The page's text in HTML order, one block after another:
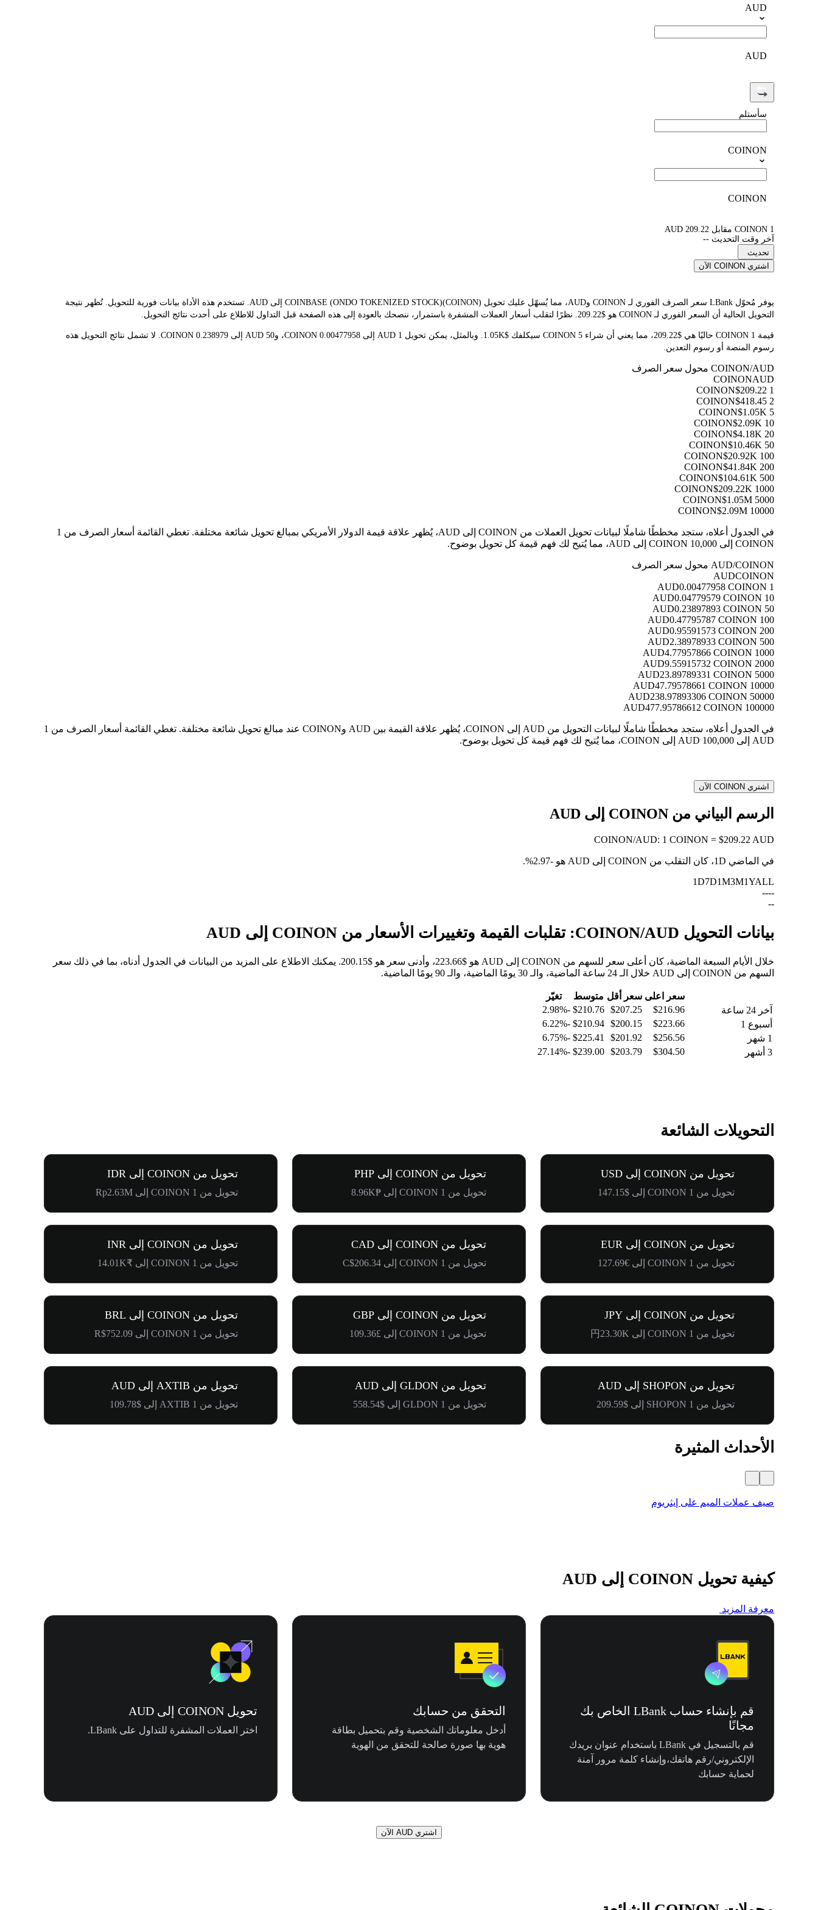
AUD
AUD
سأستلم
COINON
COINON
1 COINON مقابل 209.22 AUD
آخر وقت التحديث --
تحديث
اشتري COINON الآن
يوفر مُحوّل LBank سعر الصرف الفوري لـ COINON وAUD، مما يُسهّل عليك تحويل COINBASE (ONDO TOKENIZED STOCK)(COINON) إلى AUD. تستخدم هذه الأداة بيانات فورية للتحويل. تُظهر نتيجة
التحويل الحالية أن السعر الفوري لـ COINON هو $209.22. نظرًا لتقلب أسعار العملات المشفرة باستمرار، ننصحك بالعودة إلى هذه الصفحة قبل التداول للاطلاع على أحدث نتائج التحويل.
قيمة 1 COINON حاليًا هي $209.22، مما يعني أن شراء 5 COINON سيكلفك $1.05K. وبالمثل، يمكن تحويل 1 AUD إلى 0.00477958 COINON، و50 AUD إلى 0.238979 COINON. لا تشمل نتائج التحويل هذه
رسوم المنصة أو رسوم التعدين.
COINON/AUD محول سعر الصرف
COINONAUD
1 COINON
$209.22
2 COINON
$418.45
5 COINON
$1.05K
10 COINON
$2.09K
20 COINON
$4.18K
50 COINON
$10.46K
100 COINON
$20.92K
200 COINON
$41.84K
500 COINON
$104.61K
1000 COINON
$209.22K
5000 COINON
$1.05M
10000 COINON
$2.09M
في الجدول أعلاه، ستجد مخططًا شاملًا لبيانات تحويل العملات من COINON إلى AUD، يُظهر علاقة قيمة الدولار الأمريكي بمبالغ تحويل شائعة مختلفة. تغطي القائمة أسعار الصرف من 1
COINON إلى 10,000 COINON إلى AUD، مما يُتيح لك فهم قيمة كل تحويل بوضوح.
AUD/COINON محول سعر الصرف
AUDCOINON
1 AUD
0.00477958 COINON
10 AUD
0.04779579 COINON
50 AUD
0.23897893 COINON
100 AUD
0.47795787 COINON
200 AUD
0.95591573 COINON
500 AUD
2.38978933 COINON
1000 AUD
4.77957866 COINON
2000 AUD
9.55915732 COINON
5000 AUD
23.89789331 COINON
10000 AUD
47.79578661 COINON
50000 AUD
238.97893306 COINON
100000 AUD
477.95786612 COINON
في الجدول أعلاه، ستجد مخططًا شاملًا لبيانات التحويل من AUD إلى COINON، يُظهر علاقة القيمة بين AUD وCOINON عند مبالغ تحويل شائعة مختلفة. تغطي القائمة أسعار الصرف من 1
AUD إلى 100,000 AUD إلى COINON، مما يُتيح لك فهم قيمة كل تحويل بوضوح.
اشتري COINON الآن
الرسم البياني من COINON إلى AUD
COINON/AUD: 1 COINON = $209.22 AUD
في الماضي 1D، كان التقلب من COINON إلى AUD هو -2.97%
.
1D7D1M3M1YALL
--
--
--
بيانات التحويل COINON/AUD: تقلبات القيمة وتغييرات الأسعار من COINON إلى AUD
خلال الأيام السبعة الماضية، كان أعلى سعر للسهم من COINON إلى AUD هو $223.66، وأدنى سعر هو $200.15. يمكنك الاطلاع على المزيد من البيانات في الجدول أدناه، بما في ذلك سعر
السهم من COINON إلى AUD خلال الـ 24 ساعة الماضية، والـ 30 يومًا الماضية، والـ 90 يومًا الماضية.
سعر اعلى سعر أقل متوسط
تغيّر
آخر 24 ساعة
$216.96
$207.25
$210.76
-2.98%
أسبوع 1
$223.66
$200.15
$210.94
-6.22%
1 شهر
$256.56
$201.92
$225.41
-6.75%
3 أشهر
$304.50
$203.79
$239.00
-27.14%
التحويلات الشائعة
تحويل من COINON إلى USD
تحويل من 1 COINON إلى $147.15
تحويل من COINON إلى PHP
تحويل من 1 COINON إلى ₱8.96K
تحويل من COINON إلى IDR
تحويل من 1 COINON إلى Rp2.63M
تحويل من COINON إلى EUR
تحويل من 1 COINON إلى €127.69
تحويل من COINON إلى CAD
تحويل من 1 COINON إلى C$206.34
تحويل من COINON إلى INR
تحويل من 1 COINON إلى ₹14.01K
تحويل من COINON إلى JPY
تحويل من 1 COINON إلى 円23.30K
تحويل من COINON إلى GBP
تحويل من 1 COINON إلى £109.36
تحويل من COINON إلى BRL
تحويل من 1 COINON إلى R$752.09
تحويل من SHOPON إلى AUD
تحويل من 1 SHOPON إلى $209.59
تحويل من GLDON إلى AUD
تحويل من 1 GLDON إلى $558.54
تحويل من AXTIB إلى AUD
تحويل من 1 AXTIB إلى $109.78
الأحداث المثيرة
صيف عملات الميم على إيثريوم
كيفية تحويل COINON إلى AUD
معرفة المزيد
قم بإنشاء حساب LBank الخاص بك
مجانًا
قم بالتسجيل في LBank باستخدام عنوان بريدك
الإلكتروني/رقم هاتفك،وإنشاء كلمة مرور آمنة
لحماية حسابك
التحقق من حسابك
أدخل معلوماتك الشخصية وقم بتحميل بطاقة
هوية بها صورة صالحة للتحقق من الهوية
تحويل COINON إلى AUD
اختر العملات المشفرة للتداول على LBank.
اشتري AUD الآن